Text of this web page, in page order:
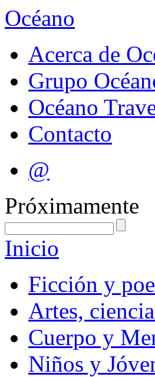
Océano
Acerca de
Grupo
Océano
Contacto
@
Próximamente
Inicio
Ficción y
Artes,
Cuerpo y
Niños y